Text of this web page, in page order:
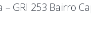
GRI 253 Bairro